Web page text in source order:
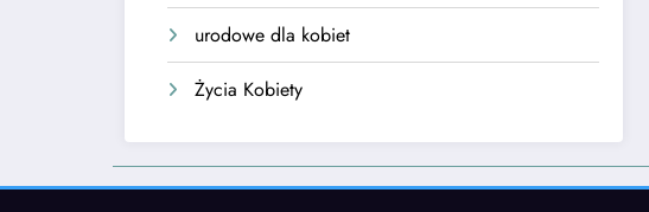
urodowe dla kobiet
Życia Kobiety